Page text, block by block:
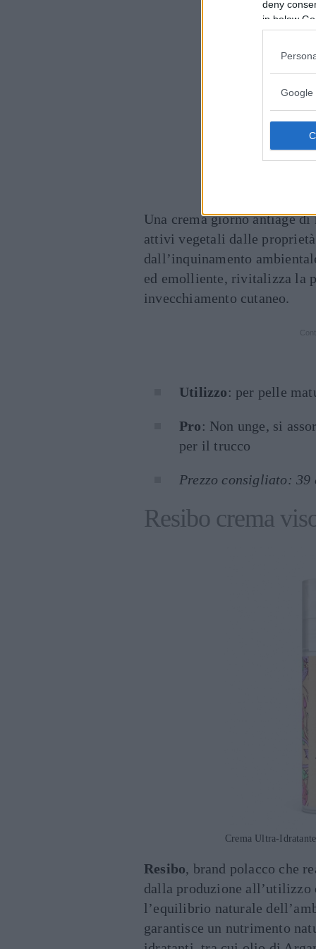
deny
in below
Google
Una crema giorno antiage
attivi vegetali dalle
dall’inquinamento
ed emolliente, rivitalizza la
invecchiamento cutaneo.
Utilizzo: per pelle
Pro: Non unge, si
per il trucco
Prezzo consigliato: 39
Resibo crema
Crema Ultra-
Resibo, brand polacco che
dalla produzione all’utilizzo
l’equilibrio naturale
garantisce un nutrimento